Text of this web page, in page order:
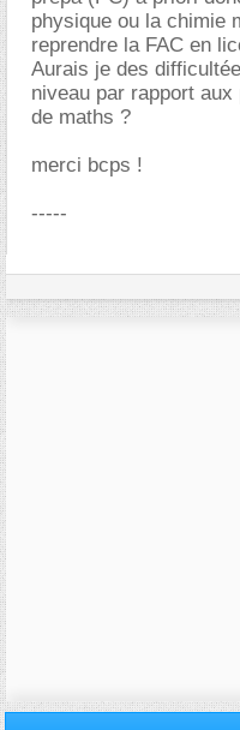
physique ou la chimie
reprendre la FAC en
Aurais je des
niveau par rapport
de maths ?
merci bcps !
-----